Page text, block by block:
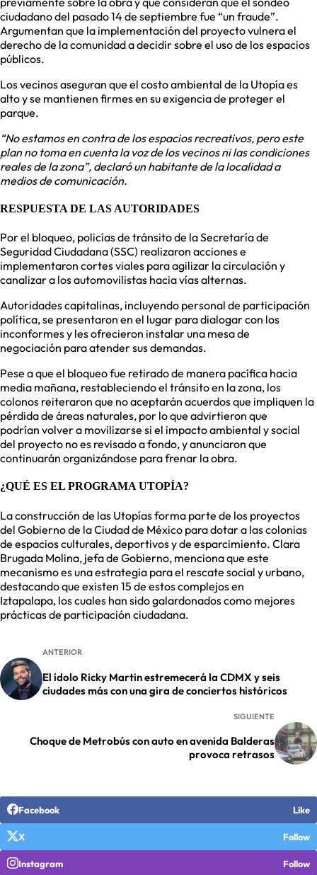
ciudadano del pasado 14 de septiembre fue “un fraude”.
Argumentan que la implementación del proyecto vulnera el
derecho de la comunidad a decidir sobre el uso de los espacios
públicos.
Los vecinos aseguran que el costo ambiental de la Utopía es
alto y se mantienen firmes en su exigencia de proteger el
parque.
“No estamos en contra de los espacios recreativos, pero este
plan no toma en cuenta la voz de los vecinos ni las condiciones
reales de la zona”, declaró un habitante de la localidad a
medios de comunicación.
RESPUESTA DE LAS AUTORIDADES
Por el bloqueo, policías de tránsito de la Secretaría de
Seguridad Ciudadana (SSC) realizaron acciones e
implementaron cortes viales para agilizar la circulación y
canalizar a los automovilistas hacia vías alternas.
Autoridades capitalinas, incluyendo personal de participación
política, se presentaron en el lugar para dialogar con los
inconformes y les ofrecieron instalar una mesa de
negociación para atender sus demandas.
Pese a que el bloqueo fue retirado de manera pacífica hacia
media mañana, restableciendo el tránsito en la zona, los
colonos reiteraron que no aceptarán acuerdos que impliquen la
pérdida de áreas naturales, por lo que advirtieron que
podrían volver a movilizarse si el impacto ambiental y social
del proyecto no es revisado a fondo, y anunciaron que
continuarán organizándose para frenar la obra.
¿QUÉ ES EL PROGRAMA UTOPÍA?
La construcción de las Utopías forma parte de los proyectos
del Gobierno de la Ciudad de México para dotar a las colonias
de espacios culturales, deportivos y de esparcimiento. Clara
Brugada Molina, jefa de Gobierno, menciona que este
mecanismo es una estrategia para el rescate social y urbano,
destacando que existen 15 de estos complejos en
Iztapalapa, los cuales han sido galardonados como mejores
prácticas de participación ciudadana.
ANTERIOR
El ídolo Ricky Martin estremecerá la CDMX y seis
ciudades más con una gira de conciertos históricos
SIGUIENTE
Choque de Metrobús con auto en avenida Balderas
provoca retrasos
Facebook Like
X Follow
Instagram Follow